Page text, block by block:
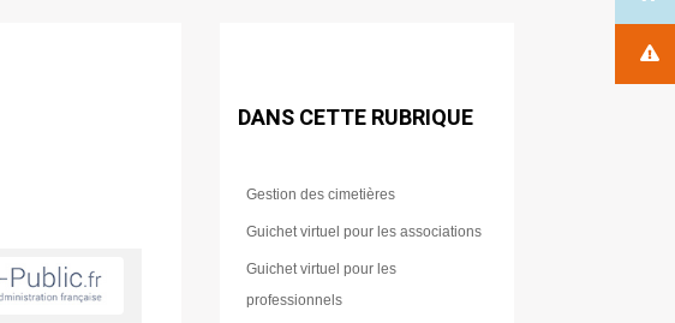
DANS CETTE RUBRIQUE
Gestion des cimetières
Guichet virtuel pour les associations
Guichet virtuel pour les
professionnels